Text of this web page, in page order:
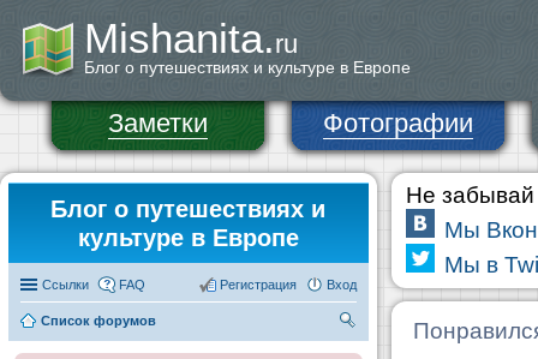
Mishanita.ru
Блог о путешествиях и культуре в Европе
Заметки Фотографии
Блог о путешествиях и
культуре в Европе
Ссылки FAQ Вход
Регистрация
Список форумов
Не забывай
Мы
Мы в